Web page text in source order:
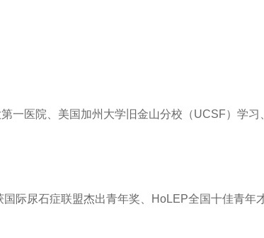
一医院、美国加州大学旧金山分校（UCSF）学习
际尿石症联盟杰出青年奖、HoLEP全国十佳青年